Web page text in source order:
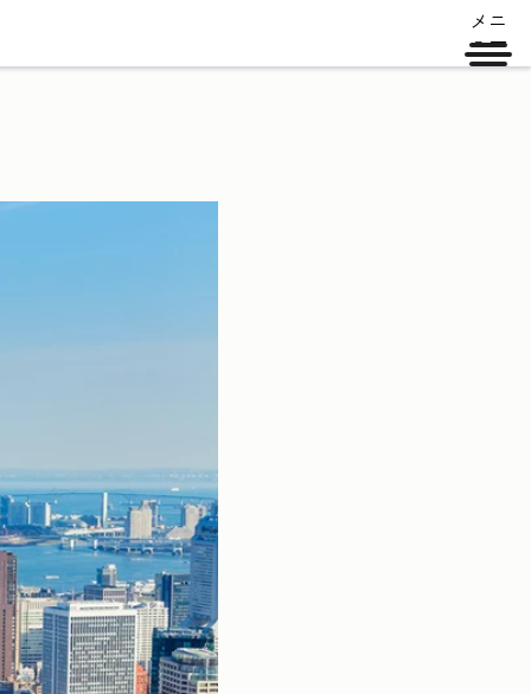
メニ
ュー